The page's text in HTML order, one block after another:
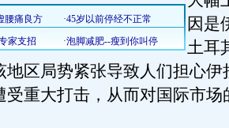
因是
土耳
地区局势紧张导致人们担心伊
受重大打击，从而对国际市场